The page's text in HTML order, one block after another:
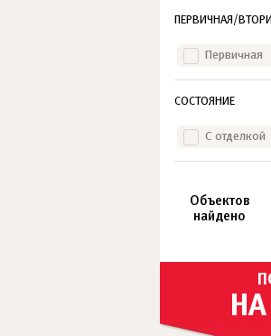
ПЕРВИЧНАЯ/
Первичная
СОСТОЯНИЕ
С отделкой
Объектов
найдено